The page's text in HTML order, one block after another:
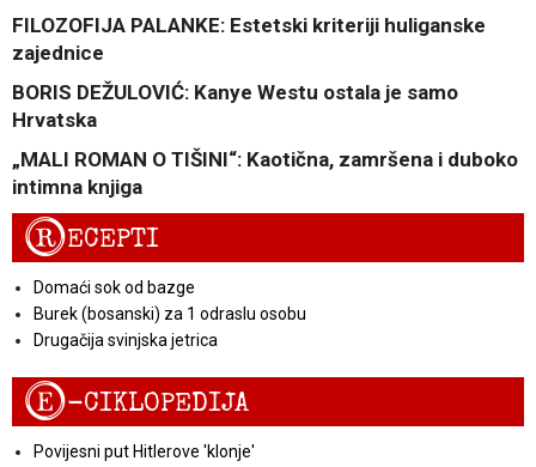
FILOZOFIJA PALANKE: Estetski kriteriji huliganske
zajednice
BORIS DEŽULOVIĆ: Kanye Westu ostala je samo
Hrvatska
„MALI ROMAN O TIŠINI“: Kaotična, zamršena i duboko
intimna knjiga
RECEPTI
Domaći sok od bazge
Burek (bosanski) za 1 odraslu osobu
Drugačija svinjska jetrica
E-CIKLOPEDIJA
Povijesni put Hitlerove 'klonje'